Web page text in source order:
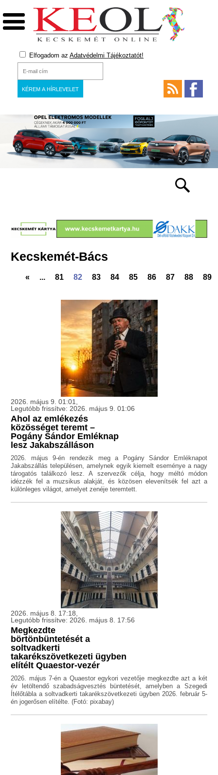
Elfogadom az Adatvédelmi Tájékoztatót!
Kecskemét-Bács
« ... 81 82 83 84 85 86 87 88 89
2026. május 9. 01:01,
Legutóbb frissítve: 2026. május 9. 01:06
Ahol az emlékezés
közösséget teremt –
Pogány Sándor Emléknap
lesz Jakabszálláson
2026. május 9-én rendezik meg a Pogány Sándor Emléknapot
Jakabszállás településen, amelynek egyik kiemelt eseménye a nagy
tárogatós találkozó lesz. A szervezők célja, hogy méltó módon
idézzék fel a muzsikus alakját, és közösen elevenítsék fel azt a
különleges világot, amelyet zenéje teremtett.
2026. május 8. 17:18,
Legutóbb frissítve: 2026. május 8. 17:56
Megkezdte
börtönbüntetését a
soltvadkerti
takarékszövetkezeti ügyben
elítélt Quaestor-vezér
2026. május 7-én a Quaestor egykori vezetője megkezdte azt a két
év letöltendő szabadságvesztés büntetését, amelyben a Szegedi
Ítélőtábla a soltvadkerti takarékszövetkezeti ügyben 2026. február 5-
én jogerősen elítélte. (Fotó: pixabay)